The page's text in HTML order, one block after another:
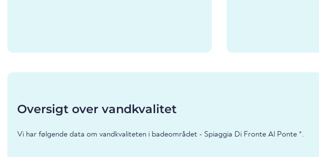
Oversigt over vandkvalitet
Vi har følgende data om vandkvaliteten i badeområdet - Spiaggia Di Fronte Al Ponte *.